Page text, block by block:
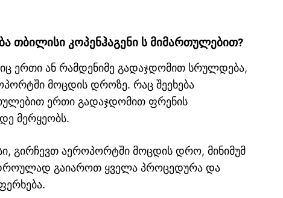
თბილისი კოპენჰაგენი ს მიმართულებით?
ერთი ან რამდენიმე გადაჯდომით სრულდება,
მოცდის დროზე. რაც შეეხება
ერთი გადაჯდომით ფრენის
მერყეობს.
გირჩევთ აეროპორტში მოცდის დრო, მინიმუმ
გაიაროთ ყველა პროცედურა და